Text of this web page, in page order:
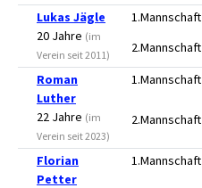
Lukas Jägle
20 Jahre (im
Verein seit 2011)
1.Mannschaft
2.Mannschaft
Roman
Luther
22 Jahre (im
Verein seit 2023)
1.Mannschaft
2.Mannschaft
Florian
Petter
1.Mannschaft